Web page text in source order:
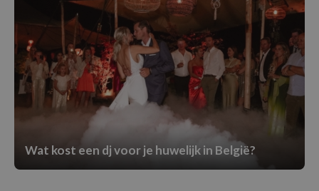
Wat kost een dj voor je huwelijk in België?